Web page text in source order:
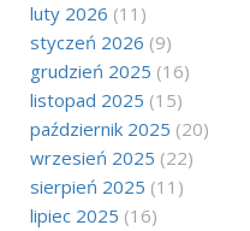
luty 2026 (11)
styczeń 2026 (9)
grudzień 2025 (16)
listopad 2025 (15)
październik 2025 (20)
wrzesień 2025 (22)
sierpień 2025 (11)
lipiec 2025 (16)